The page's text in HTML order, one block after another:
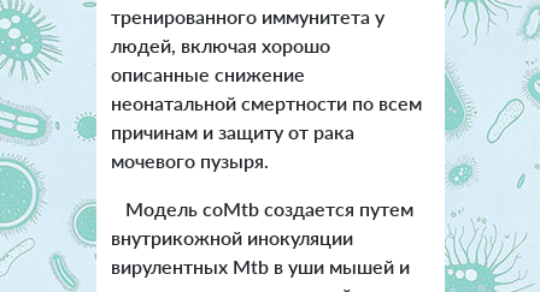
тренированного иммунитета у
людей, включая хорошо
описанные снижение
неонатальной смертности по всем
причинам и защиту от рака
мочевого пузыря.
Модель coMtb создается путем
внутрикожной инокуляции
вирулентных Mtb в уши мышей и